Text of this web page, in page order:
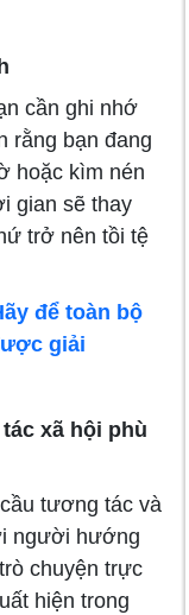
cần ghi nhớ
rằng bạn đang
hoặc kìm nén
gian sẽ thay
trở nên tồi tệ
để toàn bộ
giải
xã hội phù
tương tác và
người hướng
chuyện trực
hiện trong